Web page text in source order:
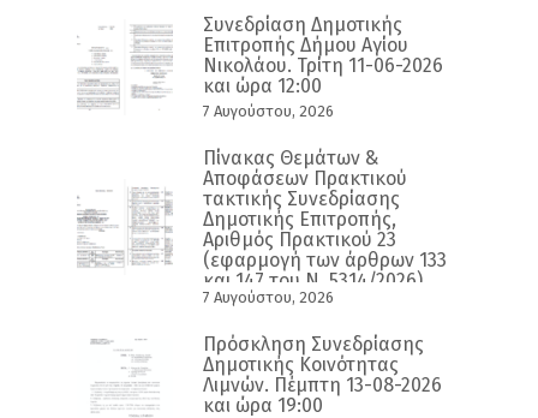
Συνεδρίαση Δημοτικής
Επιτροπής Δήμου Αγίου
Νικολάου. Τρίτη 11-06-2026
και ώρα 12:00
7 Αυγούστου, 2026
Πίνακας Θεμάτων &
Αποφάσεων Πρακτικού
τακτικής Συνεδρίασης
Δημοτικής Επιτροπής,
Αριθμός Πρακτικού 23
(εφαρμογή των άρθρων 133
και 147 του Ν. 5314/2026)
7 Αυγούστου, 2026
Πρόσκληση Συνεδρίασης
Δημοτικής Κοινότητας
Λιμνών. Πέμπτη 13-08-2026
και ώρα 19:00